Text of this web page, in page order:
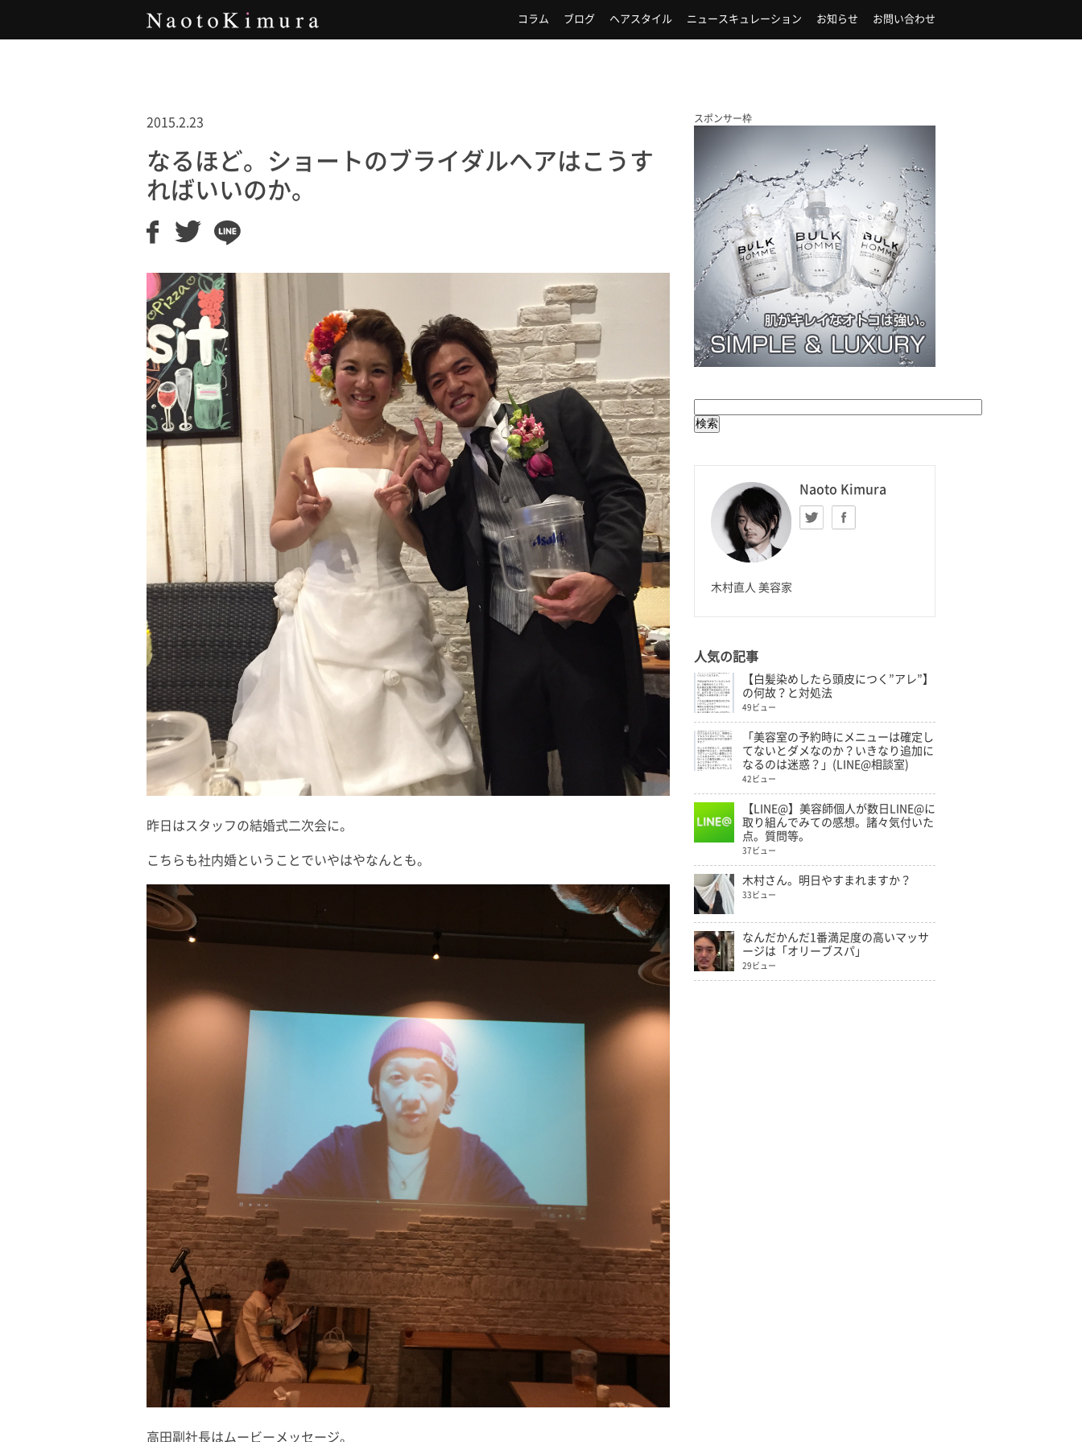
コラム ブログ ヘアスタイル ニュースキュレーション お知らせ お問い合わせ
2015.2.23
なるほど。ショートのブライダルヘアはこうす
ればいいのか。
昨日はスタッフの結婚式二次会に。
こちらも社内婚ということでいやはやなんとも。
高田副社長はムービーメッセージ。
スポンサー枠
Naoto Kimura
木村直人 美容家
人気の記事
【白髪染めしたら頭皮につく”アレ”】
の何故？と対処法
49ビュー
「美容室の予約時にメニューは確定し
てないとダメなのか？いきなり追加に
なるのは迷惑？」(LINE@相談室)
42ビュー
【LINE@】美容師個人が数日LINE@に
取り組んでみての感想。諸々気付いた
点。質問等。
37ビュー
木村さん。明日やすまれますか？
33ビュー
なんだかんだ1番満足度の高いマッサ
ージは「オリーブスパ」
29ビュー